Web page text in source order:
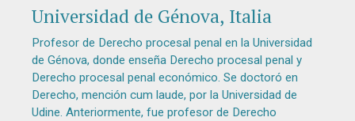
Universidad de Génova, Italia
Profesor de Derecho procesal penal en la Universidad
de Génova, donde enseña Derecho procesal penal y
Derecho procesal penal económico. Se doctoró en
Derecho, mención cum laude, por la Universidad de
Udine. Anteriormente, fue profesor de Derecho